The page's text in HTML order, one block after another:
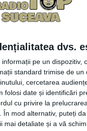
dvs.
pe un dispozitiv,
standard trimise de
cercetarea
folosi date și identificări
cu privire la
mod alternativ, puteți
detaliate și a vă
Șoldan, alți
Stați de
de campanie
și ...